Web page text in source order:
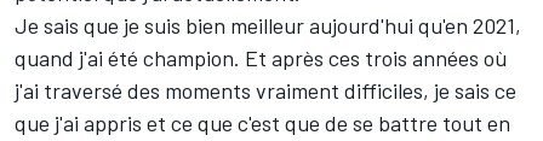
Je sais que je suis bien meilleur aujourd'hui qu'en 2021,
quand j'ai été champion. Et après ces trois années où
j'ai traversé des moments vraiment difficiles, je sais ce
que j'ai appris et ce que c'est que de se battre tout en